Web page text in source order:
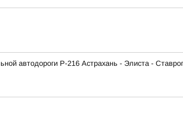
автодороги Р-216 Астрахань - Элиста -